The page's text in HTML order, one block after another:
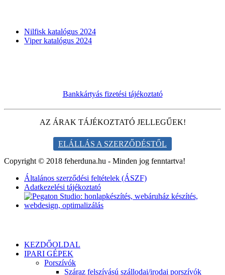
Nilfisk katalógus 2024
Viper katalógus 2024
Bankkártyás fizetési tájékoztató
AZ ÁRAK TÁJÉKOZTATÓ JELLEGŰEK!
ELÁLLÁS A SZERZŐDÉSTŐL
Copyright © 2018 feherduna.hu - Minden jog fenntartva!
Általános szerződési feltételek (ÁSZF)
Adatkezelési tájékoztató
KEZDŐOLDAL
IPARI GÉPEK
Porszívók
Száraz felszívású szállodai/irodai porszívók